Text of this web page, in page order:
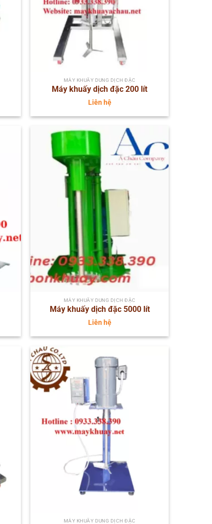
MÁY KHUẤY DUNG DỊCH ĐẶC
Máy khuấy dịch đặc 200 lít
Liên hệ
MÁY KHUẤY DUNG DỊCH ĐẶC
Máy khuấy dịch đặc 5000 lít
Liên hệ
MÁY KHUẤY DUNG DỊCH ĐẶC